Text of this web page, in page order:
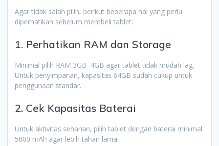
Agar tidak salah pilih, berikut beberapa hal yang perlu
diperhatikan sebelum membeli tablet:
1. Perhatikan RAM dan Storage
Minimal pilih RAM 3GB–4GB agar tablet tidak mudah lag.
Untuk penyimpanan, kapasitas 64GB sudah cukup untuk
penggunaan standar.
2. Cek Kapasitas Baterai
Untuk aktivitas seharian, pilih tablet dengan baterai minimal
5000 mAh agar lebih tahan lama.